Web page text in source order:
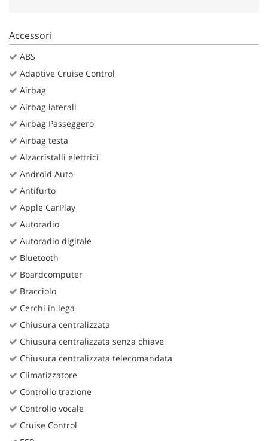
Accessori
ABS
Adaptive Cruise Control
Airbag
Airbag laterali
Airbag Passeggero
Airbag testa
Alzacristalli elettrici
Android Auto
Antifurto
Apple CarPlay
Autoradio
Autoradio digitale
Bluetooth
Boardcomputer
Bracciolo
Cerchi in lega
Chiusura centralizzata
Chiusura centralizzata senza chiave
Chiusura centralizzata telecomandata
Climatizzatore
Controllo trazione
Controllo vocale
Cruise Control